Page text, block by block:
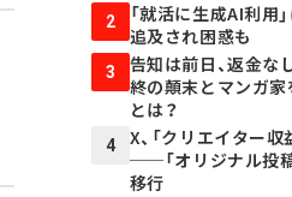
2
「就活に生成AI利
追及され困惑も
3
告知は前日、返金な
終の顛末とマンガ
とは？
4
X、「クリエイター
──「オリジナル投
移行